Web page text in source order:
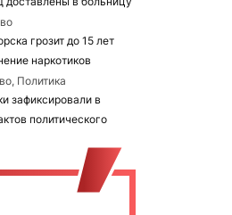
грозит до 15 лет
наркотиков
Политика
зафиксировали в
политического